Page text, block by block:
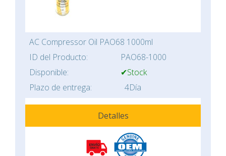
AC Compressor Oil PAO68 1000ml
ID del Producto:
PAO68-1000
Disponible:
✔Stock
Plazo de entrega:
4Día
Detalles